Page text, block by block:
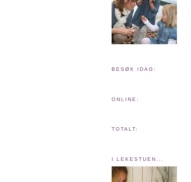
BESØK IDAG:
ONLINE:
TOTALT:
I LEKESTUEN...